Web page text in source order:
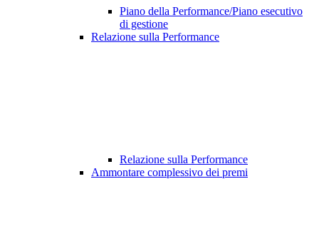
Piano della Performance/Piano esecutivo
di gestione
Relazione sulla Performance
Relazione sulla Performance
Ammontare complessivo dei premi